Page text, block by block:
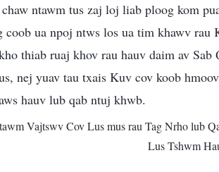
ntawm tus zaj loj liab ploog kom
coob ua npoj ntws los ua tim khawv
thiab ruaj khov rau hauv daim av Sab
nej yuav tau txais Kuv cov koob
hauv lub qab ntuj khwb.
Vajtswv Cov Lus mus rau Tag Nrho lub
Lus Tshwm